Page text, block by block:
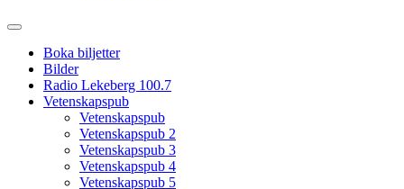
Boka biljetter
Bilder
Radio Lekeberg 100.7
Vetenskapspub
Vetenskapspub
Vetenskapspub 2
Vetenskapspub 3
Vetenskapspub 4
Vetenskapspub 5